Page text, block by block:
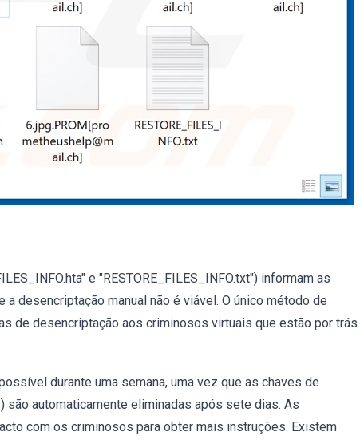
e "RESTORE_FILES_INFO.txt") informam as
desencriptação manual não é viável. O único método de
de desencriptação aos criminosos virtuais que estão por trás
durante uma semana, uma vez que as chaves de
automaticamente eliminadas após sete dias. As
com os criminosos para obter mais instruções. Existem